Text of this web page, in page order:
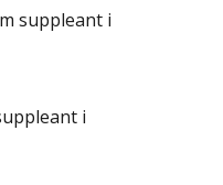
suppleant i
i